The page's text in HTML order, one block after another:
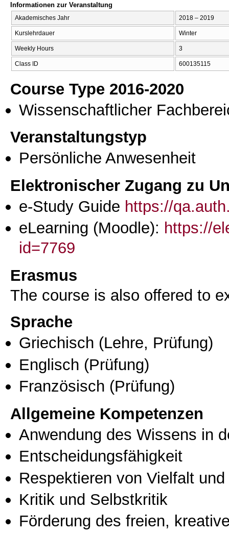
Informationen zur Veranstaltung
Akademisches Jahr 2018 – 2019
Kurslehrdauer Winter
Weekly Hours 3
Class ID 600135115
Course Type 2016-2020
Wissenschaftlicher
Veranstaltungstyp
Persönliche Anwesenheit
Elektronischer Zugang zu
e-Study Guide https://
eLearning (Moodle): https://
id=7769
Erasmus
The course is also offered to
Sprache
Griechisch (Lehre, Prüfung)
Englisch (Prüfung)
Französisch (Prüfung)
Allgemeine Kompetenzen
Anwendung des Wissens in
Entscheidungsfähigkeit
Respektieren von Vielfalt
Kritik und Selbstkritik
Förderung des freien,